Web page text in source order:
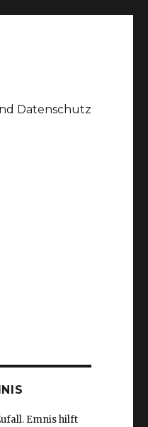
Datenschutz
Emnis hilft